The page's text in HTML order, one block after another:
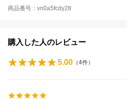
商品番号：vn0a5fcdy28
購入した人のレビュー
5.00 （4件）